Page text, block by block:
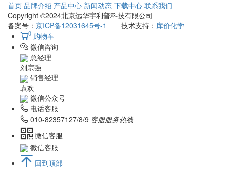
首页 品牌介绍 产品中心 新闻动态 下载中心 联系我们
Copyright ©2024北京远华宇利普科技有限公司
备案号： 京ICP备12031645号-1 技术支持： 库价化学
0 购物车
微信咨询
总经理
刘宗强
销售经理
袁欢
微信公众号
电话客服
010-82357127/8/9 客服服务热线
微信客服
微信客服
回到顶部